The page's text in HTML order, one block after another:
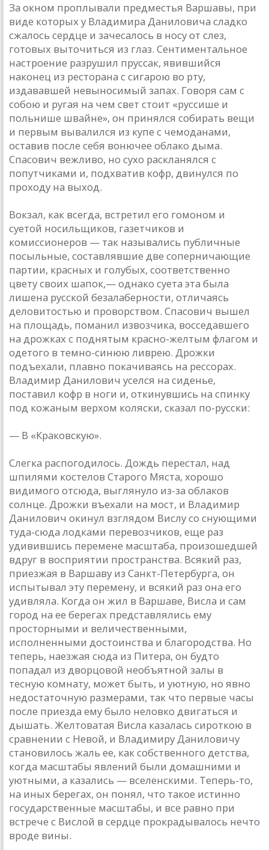
За окном проплывали предместья Варшавы, при
виде которых у Владимира Даниловича сладко
сжалось сердце и зачесалось в носу от слез,
готовых выточиться из глаз. Сентиментальное
настроение разрушил пруссак, явившийся
наконец из ресторана с сигарою во рту,
издававшей невыносимый запах. Говоря сам с
собою и ругая на чем свет стоит «руссише и
польнише швайне», он принялся собирать вещи
и первым вывалился из купе с чемоданами,
оставив после себя вонючее облако дыма.
Спасович вежливо, но сухо раскланялся с
попутчиками и, подхватив кофр, двинулся по
проходу на выход.
Вокзал, как всегда, встретил его гомоном и
суетой носильщиков, газетчиков и
комиссионеров — так назывались публичные
посыльные, составлявшие две соперничающие
партии, красных и голубых, соответственно
цвету своих шапок,— однако суета эта была
лишена русской безалаберности, отличаясь
деловитостью и проворством. Спасович вышел
на площадь, поманил извозчика, восседавшего
на дрожках с поднятым красно-желтым флагом и
одетого в темно-синюю ливрею. Дрожки
подъехали, плавно покачиваясь на рессорах.
Владимир Данилович уселся на сиденье,
поставил кофр в ноги и, откинувшись на спинку
под кожаным верхом коляски, сказал по-русски:
— В «Краковскую».
Слегка распогодилось. Дождь перестал, над
шпилями костелов Старого Мяста, хорошо
видимого отсюда, выглянуло из-за облаков
солнце. Дрожки въехали на мост, и Владимир
Данилович окинул взглядом Вислу со снующими
туда-сюда лодками перевозчиков, еще раз
удивившись перемене масштаба, произошедшей
вдруг в восприятии пространства. Всякий раз,
приезжая в Варшаву из Санкт-Петербурга, он
испытывал эту перемену, и всякий раз она его
удивляла. Когда он жил в Варшаве, Висла и сам
город на ее берегах представлялись ему
просторными и величественными,
исполненными достоинства и благородства. Но
теперь, наезжая сюда из Питера, он будто
попадал из дворцовой необъятной залы в
тесную комнату, может быть, и уютную, но явно
недостаточную размерами, так что первые часы
после приезда ему было неловко двигаться и
дышать. Желтоватая Висла казалась сироткою в
сравнении с Невой, и Владимиру Даниловичу
становилось жаль ее, как собственного детства,
когда масштабы явлений были домашними и
уютными, а казались — вселенскими. Теперь-то,
на иных берегах, он понял, что такое истинно
государственные масштабы, и все равно при
встрече с Вислой в сердце прокрадывалось нечто
вроде вины.